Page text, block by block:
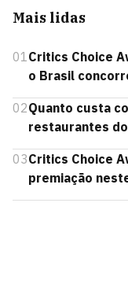
Mais lidas
01Critics Choice
o Brasil
02Quanto custa
restaurantes
03Critics Choice
premiação